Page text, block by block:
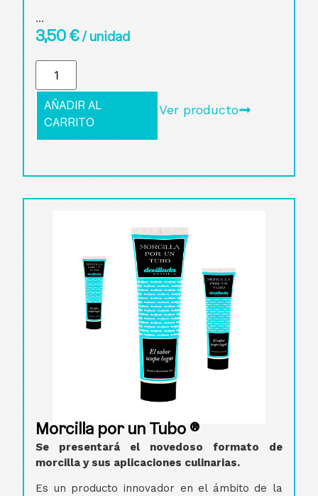
...
3,50€/ unidad
AÑADIR AL
CARRITO
Ver producto
Morcilla por un Tubo ®
Se presentará el novedoso formato de
morcilla y sus aplicaciones culinarias.
Es un producto innovador en el ámbito de la